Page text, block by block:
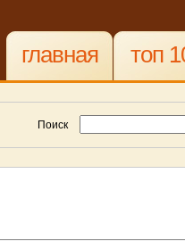
главная топ
Поиск